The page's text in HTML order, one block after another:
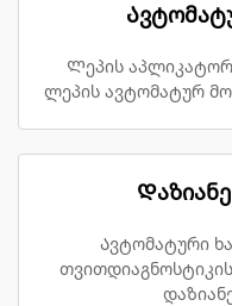
Ლეპის
ლეპის ავტომატურ
Ავტომატური
თვითდიაგნოსტიკის